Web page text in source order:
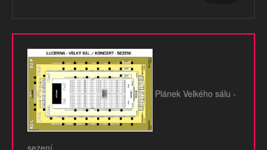
Plánek Velkého sálu -
sezení